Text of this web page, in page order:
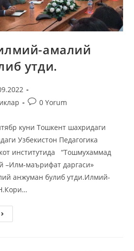
амалий
утди.
0 Yorum
куни Тошкент шахридаги
Узбекистон Педагогика
институтида “Тошмухаммад
–Илм-маърифат даргаси»
анжуман булиб утди.Илмий-